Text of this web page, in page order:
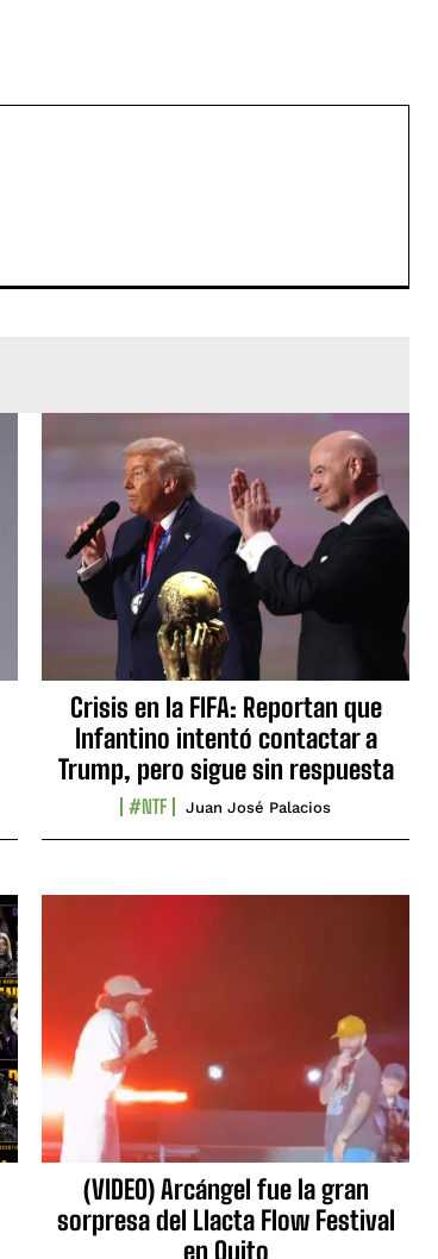
Crisis en la FIFA: Reportan que
Infantino intentó contactar a
Trump, pero sigue sin respuesta
#NTF Juan José Palacios
(VIDEO) Arcángel fue la gran
sorpresa del Llacta Flow Festival
en Quito